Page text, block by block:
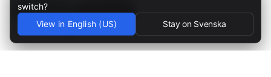
Kontakta oss
Accept All
Reject All
Cookie Settings
switch?
View in English (US)
Stay on Svenska